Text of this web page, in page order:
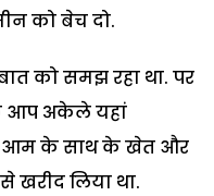
को बेच दो.
को समझ रहा था. पर
आप अकेले यहां
आम के साथ के खेत और
खरीद लिया था.